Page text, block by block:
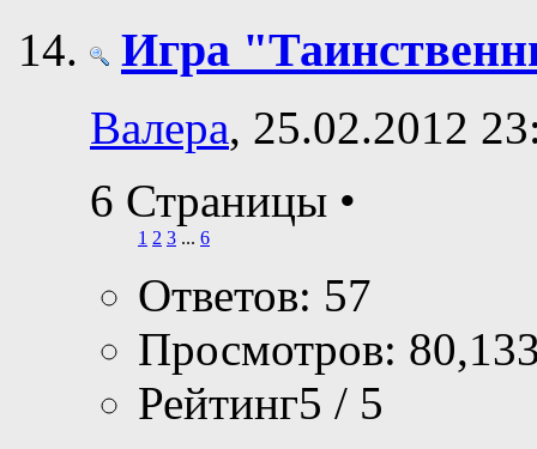
Игра
Валера, 25.02.2012
6 Страницы •
1 2 3 ... 6
Ответов: 57
Просмотров:
Рейтинг5 / 5